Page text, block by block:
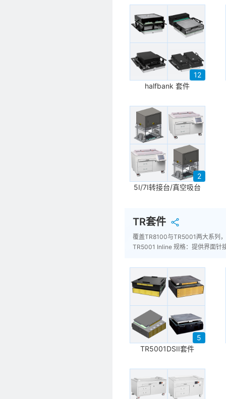
halfbank 套件
12
5I/7I转接台/真空吸台
2
TR套件
覆盖TR8100与TR5001两大系列
TR5001 Inline 规格：提供界面针
TR5001DSII套件
5